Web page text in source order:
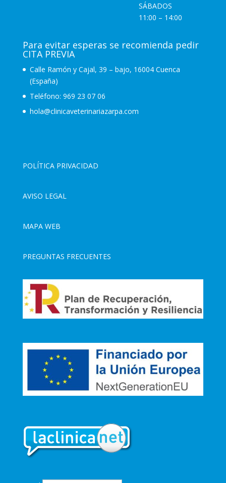
SÁBADOS
11:00 – 14:00
Para evitar esperas se recomienda pedir
CITA PREVIA
Calle Ramón y Cajal, 39 – bajo, 16004 Cuenca
(España)
Teléfono: 969 23 07 06
hola@clinicaveterinariazarpa.com
POLÍTICA PRIVACIDAD
AVISO LEGAL
MAPA WEB
PREGUNTAS FRECUENTES